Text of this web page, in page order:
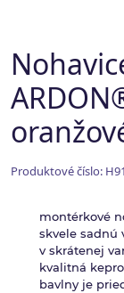
Produktové číslo:
montérkové
skvele sadnú
v skrátenej
kvalitná
bavlny je